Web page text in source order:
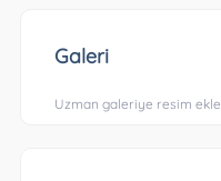
Galeri
Uzman galeriye resim